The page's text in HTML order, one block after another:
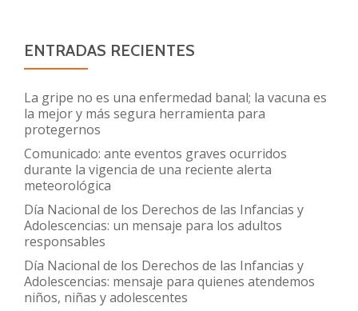
ENTRADAS RECIENTES
La gripe no es una enfermedad banal; la vacuna es
la mejor y más segura herramienta para
protegernos
Comunicado: ante eventos graves ocurridos
durante la vigencia de una reciente alerta
meteorológica
Día Nacional de los Derechos de las Infancias y
Adolescencias: un mensaje para los adultos
responsables
Día Nacional de los Derechos de las Infancias y
Adolescencias: mensaje para quienes atendemos
niños, niñas y adolescentes